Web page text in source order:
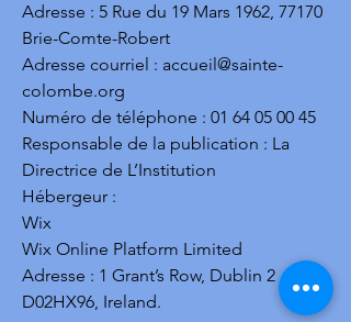
Adresse : 5 Rue du 19 Mars 1962, 77170
Brie-Comte-Robert
Adresse courriel : accueil@sainte-
colombe.org
Numéro de téléphone : 01 64 05 00 45
Responsable de la publication : La
Directrice de L’Institution
Hébergeur :
Wix
Wix Online Platform Limited
Adresse : 1 Grant’s Row, Dublin 2
D02HX96, Ireland.